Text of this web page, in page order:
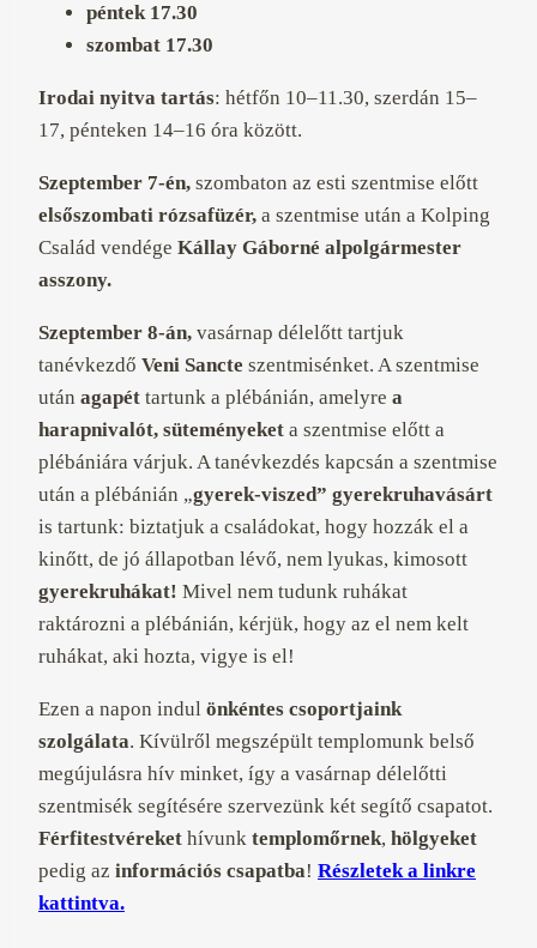
péntek 17.30
szombat 17.30
Irodai nyitva tartás: hétfőn 10–11.30, szerdán 15–
17, pénteken 14–16 óra között.
Szeptember 7-én, szombaton az esti szentmise előtt
elsőszombati rózsafüzér, a szentmise után a Kolping
Család vendége Kállay Gáborné alpolgármester
asszony.
Szeptember 8-án, vasárnap délelőtt tartjuk
tanévkezdő Veni Sancte szentmisénket. A szentmise
után agapét tartunk a plébánián, amelyre a
harapnivalót, süteményeket a szentmise előtt a
plébániára várjuk. A tanévkezdés kapcsán a szentmise
után a plébánián „gyerek-viszed” gyerekruhavásárt
is tartunk: biztatjuk a családokat, hogy hozzák el a
kinőtt, de jó állapotban lévő, nem lyukas, kimosott
gyerekruhákat! Mivel nem tudunk ruhákat
raktározni a plébánián, kérjük, hogy az el nem kelt
ruhákat, aki hozta, vigye is el!
Ezen a napon indul önkéntes csoportjaink
szolgálata. Kívülről megszépült templomunk belső
megújulásra hív minket, így a vasárnap délelőtti
szentmisék segítésére szervezünk két segítő csapatot.
Férfitestvéreket hívunk templomőrnek, hölgyeket
pedig az információs csapatba! Részletek a linkre
kattintva.